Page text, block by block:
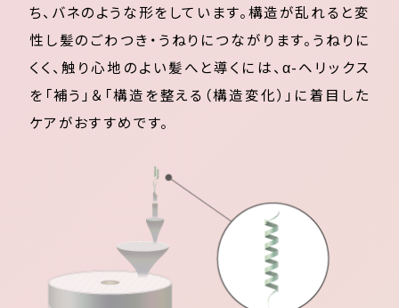
ち、バネのような形をしています。構造が乱れると変
性し髪のごわつき・うねりにつながります。うねりに
くく、触り心地のよい髪へと導くには、α-ヘリックス
を「補う」＆「構造を整える（構造変化）」に着目した
ケアがおすすめです。